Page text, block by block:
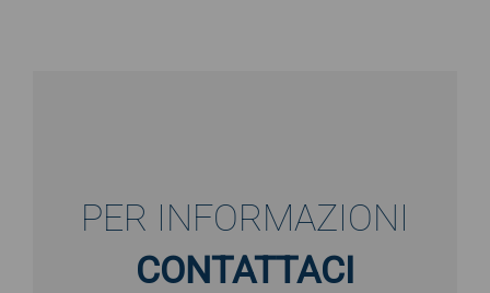
PER INFORMAZIONI
CONTATTACI